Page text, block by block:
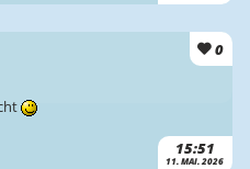
0
15:51
11. MAI. 2026